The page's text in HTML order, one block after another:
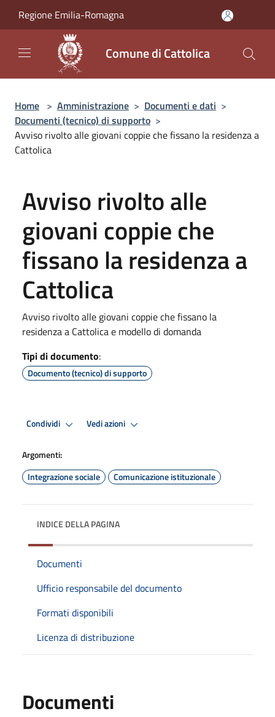
Regione Emilia-Romagna
Comune di Cattolica
Home > Amministrazione > Documenti e dati >
Documenti (tecnico) di supporto >
Avviso rivolto alle giovani coppie che fissano la residenza a
Cattolica
Avviso rivolto alle
giovani coppie che
fissano la residenza a
Cattolica
Avviso rivolto alle giovani coppie che fissano la
residenza a Cattolica e modello di domanda
Tipi di documento:
Documento (tecnico) di supporto
Condividi Vedi azioni
Argomenti:
Integrazione sociale
Comunicazione istituzionale
INDICE DELLA PAGINA
Documenti
Ufficio responsabile del documento
Formati disponibili
Licenza di distribuzione
Documenti